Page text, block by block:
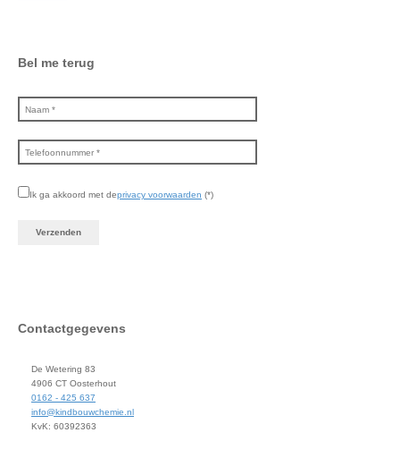
Bel me terug
Ik ga akkoord met deprivacy voorwaarden (*)
Contactgegevens
De Wetering 83
4906 CT Oosterhout
0162 - 425 637
info@kindbouwchemie.nl
KvK: 60392363